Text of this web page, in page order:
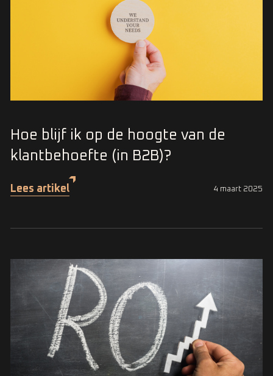
Hoe blijf ik op de hoogte van de
klantbehoefte (in B2B)?
Lees artikel 4 maart 2025